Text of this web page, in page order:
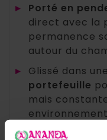
▸
Porté en
direct avec la
permanence
autour du
▸
Glissé dans une
portefeuille
mais
ressentez